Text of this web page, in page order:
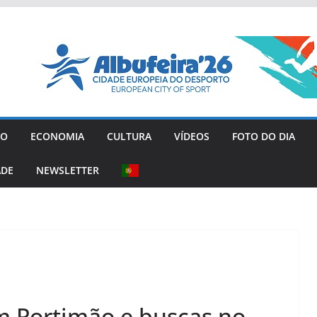
ECONOMIA CULTURA VÍDEOS FOTO DO DIA
NEWSLETTER